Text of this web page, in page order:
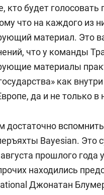
кто будет
что на каждого из
материал. Это
что у команды
материалы
как
да и не только в
достаточно
Bayesian. Это
прошлого года
находились
Джонатан